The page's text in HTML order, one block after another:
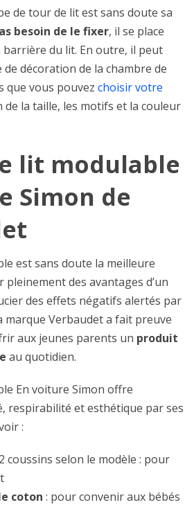
de tour de lit est sans doute sa
besoin de le fixer, il se place
du lit. En outre, il peut
décoration de la chambre de
que vous pouvez choisir votre
la taille, les motifs et la couleur
lit modulable
Simon de
est sans doute la meilleure
des avantages d’un
des effets négatifs alertés par
marque Verbaudet a fait preuve
aux jeunes parents un produit
au quotidien.
En voiture Simon offre
respirabilité et esthétique par ses
:
coussins selon le modèle : pour
coton : pour convenir aux bébés